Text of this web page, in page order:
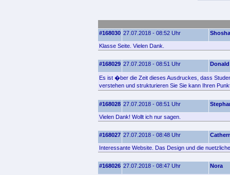
#168030 27.07.2018 - 08:52 Uhr
Klasse Seite. Vielen Dank.
#168029 27.07.2018 - 08:51 Uhr Donald
Es ist �ber die Zeit dieses Ausdruckes, dass
verstehen und strukturieren Sie Sie kann Ihren
#168028 27.07.2018 - 08:51 Uhr
Vielen Dank! Wollt ich nur sagen.
#168027 27.07.2018 - 08:48 Uhr
Interessante Website. Das Design und die
#168026 27.07.2018 - 08:47 Uhr Nora